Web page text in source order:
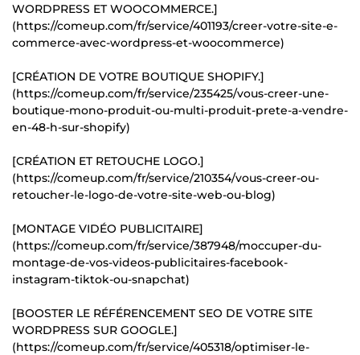
WORDPRESS ET WOOCOMMERCE.]
(https://comeup.com/fr/service/401193/creer-votre-site-e-
commerce-avec-wordpress-et-woocommerce)
[CRÉATION DE VOTRE BOUTIQUE SHOPIFY.]
(https://comeup.com/fr/service/235425/vous-creer-une-
boutique-mono-produit-ou-multi-produit-prete-a-vendre-
en-48-h-sur-shopify)
[CRÉATION ET RETOUCHE LOGO.]
(https://comeup.com/fr/service/210354/vous-creer-ou-
retoucher-le-logo-de-votre-site-web-ou-blog)
[MONTAGE VIDÉO PUBLICITAIRE]
(https://comeup.com/fr/service/387948/moccuper-du-
montage-de-vos-videos-publicitaires-facebook-
instagram-tiktok-ou-snapchat)
[BOOSTER LE RÉFÉRENCEMENT SEO DE VOTRE SITE
WORDPRESS SUR GOOGLE.]
(https://comeup.com/fr/service/405318/optimiser-le-